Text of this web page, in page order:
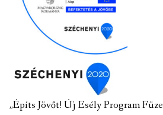
„Építs Jövőt! Új Esély Program